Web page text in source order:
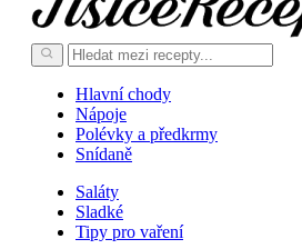
Hlavní chody
Nápoje
Polévky a předkrmy
Snídaně
Saláty
Sladké
Tipy pro vaření